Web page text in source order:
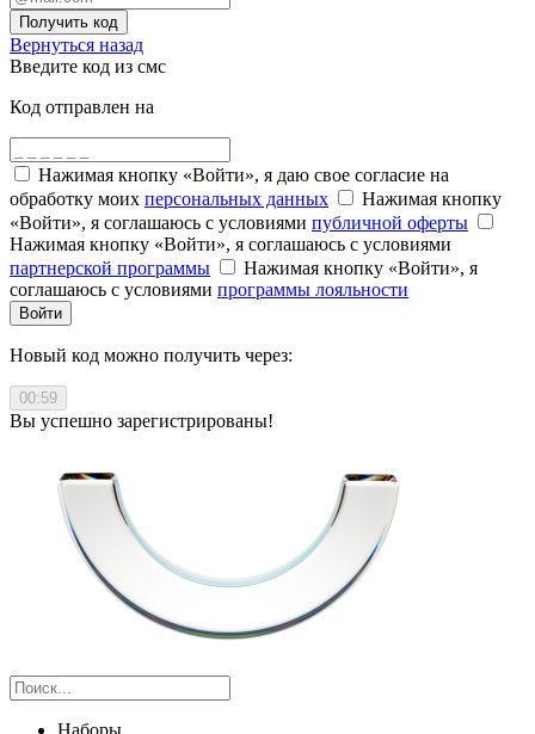
Получить код
Вернуться назад
Введите код из смс
Код отправлен на
Нажимая кнопку «Войти», я даю свое согласие на
обработку моих персональных данных
Нажимая кнопку
«Войти», я соглашаюсь с условиями публичной оферты
Нажимая кнопку «Войти», я соглашаюсь с условиями
партнерской программы
Нажимая кнопку «Войти», я
соглашаюсь с условиями программы лояльности
Войти
Новый код можно получить через:
00:59
Вы успешно зарегистрированы!
Наборы